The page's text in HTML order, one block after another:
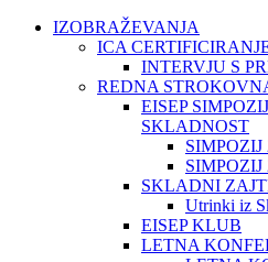
IZOBRAŽEVANJA
ICA
INTERVJU S
REDNA
EISEP
SKLADNOST
SIMPOZIJ
SIMPOZIJ
SKLADNI
Utrinki iz
EISEP KLUB
LETNA